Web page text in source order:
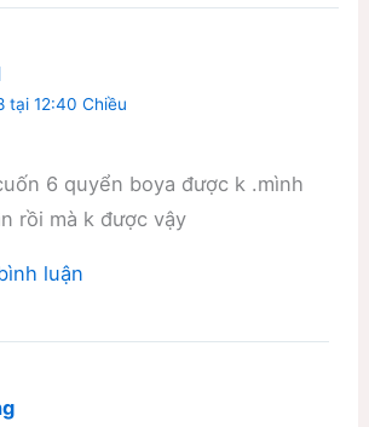
tại 12:40 Chiều
6 quyển boya được k .mình
rồi mà k được vậy
luận